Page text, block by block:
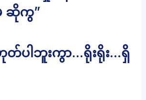
ဆိုကွ”
တ်ပါဘူးကွာ…ရိုးရိုး…ရှိ